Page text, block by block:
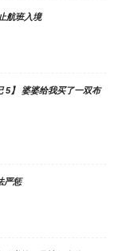
航班入境
5】 婆婆给我买了一双布
严惩